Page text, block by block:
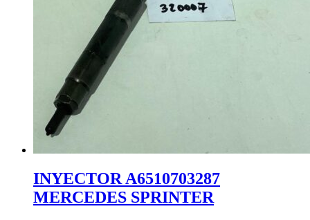
INYECTOR A6510703287
MERCEDES SPRINTER